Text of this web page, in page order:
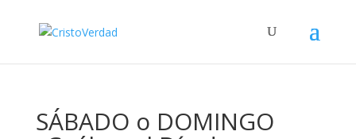
SÁBADO o DOMINGO